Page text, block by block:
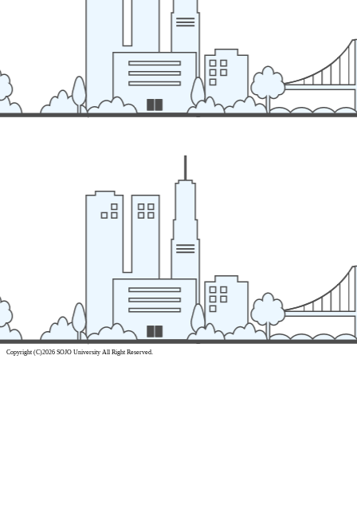
Copyright (C)2026 SOJO University All Right Reserved.